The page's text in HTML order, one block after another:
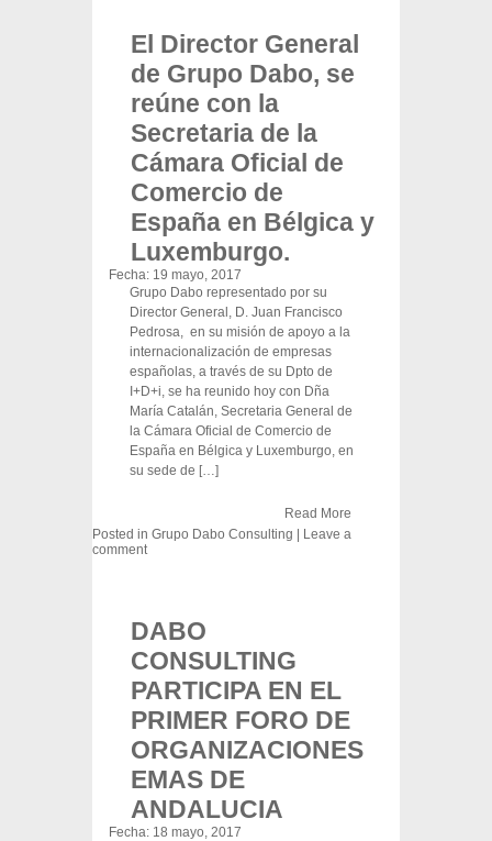
El Director General
de Grupo Dabo, se
reúne con la
Secretaria de la
Cámara Oficial de
Comercio de
España en Bélgica y
Luxemburgo.
Fecha: 19 mayo, 2017
Grupo Dabo representado por su
Director General, D. Juan Francisco
Pedrosa, en su misión de apoyo a la
internacionalización de empresas
españolas, a través de su Dpto de
I+D+i, se ha reunido hoy con Dña
María Catalán, Secretaria General de
la Cámara Oficial de Comercio de
España en Bélgica y Luxemburgo, en
su sede de […]
Read More
Posted in Grupo Dabo Consulting
Leave a
comment
DABO
CONSULTING
PARTICIPA EN EL
PRIMER FORO DE
ORGANIZACIONES
EMAS DE
ANDALUCIA
Fecha: 18 mayo, 2017